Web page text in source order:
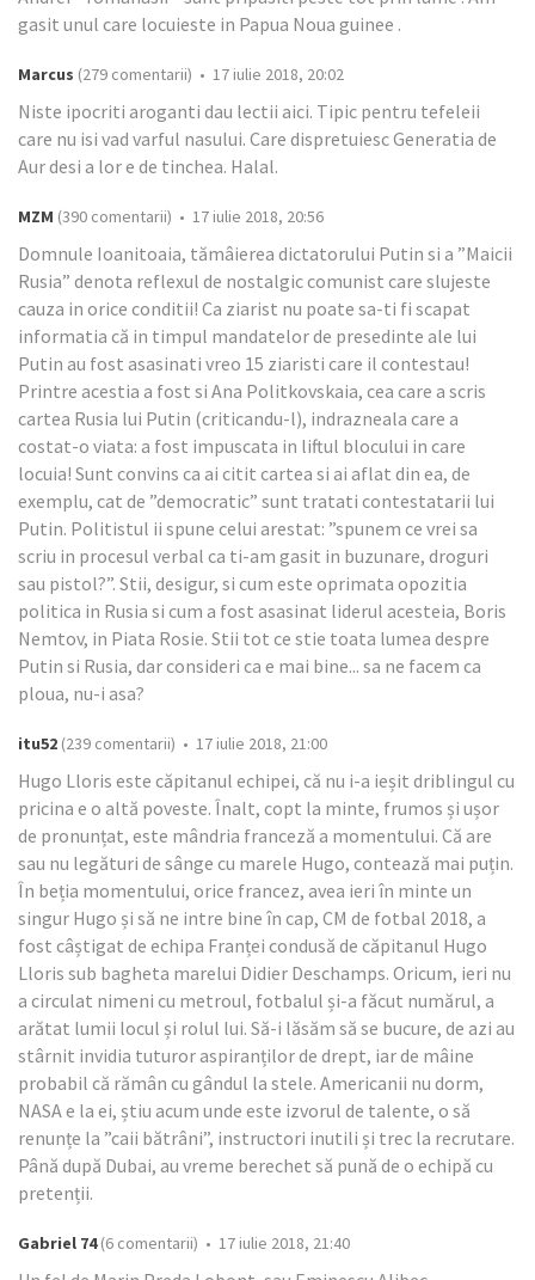
gasit unul care locuieste in Papua Noua guinee .
Marcus (279 comentarii) • 17 iulie 2018, 20:02
Niste ipocriti aroganti dau lectii aici. Tipic pentru tefeleii
care nu isi vad varful nasului. Care dispretuiesc Generatia de
Aur desi a lor e de tinchea. Halal.
MZM (390 comentarii) • 17 iulie 2018, 20:56
Domnule Ioanitoaia, tămâierea dictatorului Putin si a ”Maicii
Rusia” denota reflexul de nostalgic comunist care slujeste
cauza in orice conditii! Ca ziarist nu poate sa-ti fi scapat
informatia că in timpul mandatelor de presedinte ale lui
Putin au fost asasinati vreo 15 ziaristi care il contestau!
Printre acestia a fost si Ana Politkovskaia, cea care a scris
cartea Rusia lui Putin (criticandu-l), indrazneala care a
costat-o viata: a fost impuscata in liftul blocului in care
locuia! Sunt convins ca ai citit cartea si ai aflat din ea, de
exemplu, cat de ”democratic” sunt tratati contestatarii lui
Putin. Politistul ii spune celui arestat: ”spunem ce vrei sa
scriu in procesul verbal ca ti-am gasit in buzunare, droguri
sau pistol?”. Stii, desigur, si cum este oprimata opozitia
politica in Rusia si cum a fost asasinat liderul acesteia, Boris
Nemtov, in Piata Rosie. Stii tot ce stie toata lumea despre
Putin si Rusia, dar consideri ca e mai bine... sa ne facem ca
ploua, nu-i asa?
itu52 (239 comentarii) • 17 iulie 2018, 21:00
Hugo Lloris este căpitanul echipei, că nu i-a ieșit driblingul cu
pricina e o altă poveste. Înalt, copt la minte, frumos și ușor
de pronunțat, este mândria franceză a momentului. Că are
sau nu legături de sânge cu marele Hugo, contează mai puțin.
În beția momentului, orice francez, avea ieri în minte un
singur Hugo și să ne intre bine în cap, CM de fotbal 2018, a
fost câștigat de echipa Franței condusă de căpitanul Hugo
Lloris sub bagheta marelui Didier Deschamps. Oricum, ieri nu
a circulat nimeni cu metroul, fotbalul și-a făcut numărul, a
arătat lumii locul și rolul lui. Să-i lăsăm să se bucure, de azi au
stârnit invidia tuturor aspiranților de drept, iar de mâine
probabil că rămân cu gândul la stele. Americanii nu dorm,
NASA e la ei, știu acum unde este izvorul de talente, o să
renunțe la ”caii bătrâni”, instructori inutili și trec la recrutare.
Până după Dubai, au vreme berechet să pună de o echipă cu
pretenții.
Gabriel 74(6 comentarii) • 17 iulie 2018, 21:40